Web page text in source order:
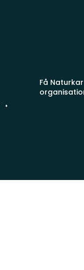
Få